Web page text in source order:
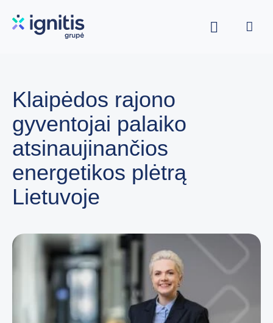
Klaipėdos rajono
gyventojai palaiko
atsinaujinančios
energetikos plėtrą
Lietuvoje